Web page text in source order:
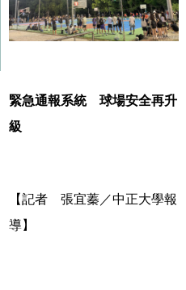
緊急通報系統 球場安全再升
級
【記者 張宜蓁／中正大學報
導】